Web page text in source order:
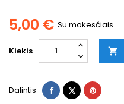
5,00 € Su mokesčiais
Kiekis 
Dalintis DalintisTwitterPinterest